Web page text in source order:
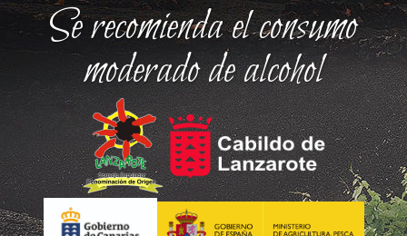
Se recomienda el consumo
moderado de alcohol